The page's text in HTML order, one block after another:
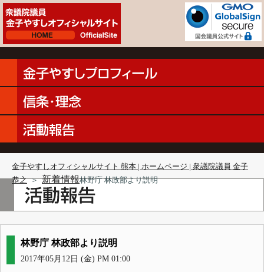
金子やすしオフィシャルサイト 熊本 | ホームページ | 衆議院議員 金子
恭之 ＞ 新着情報林野庁 林政部より説明
林野庁 林政部より説明
2017年05月12日 (金) PM 01:00